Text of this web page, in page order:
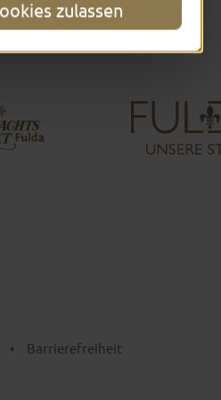
zulassen
• Barrierefreiheit